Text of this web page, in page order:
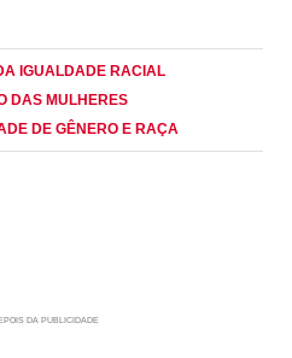
IGUALDADE RACIAL
DAS MULHERES
DE GÊNERO E RAÇA